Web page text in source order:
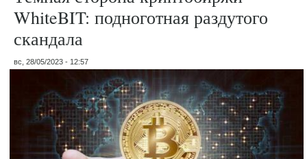
WhiteBIT: подноготная раздутого
скандала
вс, 28/05/2023 - 12:57